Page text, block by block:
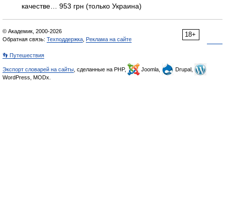
качестве… 953 грн (только Украина)
18+
© Академик, 2000-2026
Обратная связь: Техподдержка Реклама на сайте
👣 Путешествия
Экспорт словарей на сайты , сделанные на PHP, Joomla,
Drupal,
WordPress, MODx.